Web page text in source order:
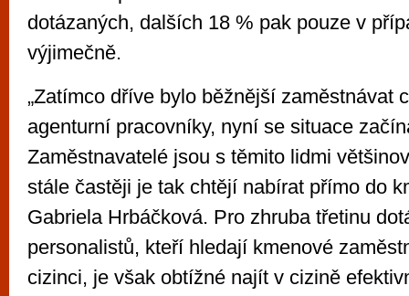
dotázaných, dalších 18 % pak pouze v
výjimečně.
„Zatímco dříve bylo běžnější zaměstnávat
agenturní pracovníky, nyní se situace
Zaměstnavatelé jsou s těmito lidmi
stále častěji je tak chtějí nabírat přímo do
Gabriela Hrbáčková. Pro zhruba třetinu
personalistů, kteří hledají kmenové
cizinci, je však obtížné najít v cizině